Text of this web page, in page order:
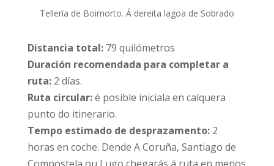
Tellería de Boimorto. Á dereita lagoa de Sobrado
Distancia total:79 quilómetros
Duración recomendada para completar a
ruta:2 días.
Ruta circular:é posible iniciala en calquera
punto do itinerario.
Tempo estimado de desprazamento:2
horas en coche. Dende A Coruña, Santiago de